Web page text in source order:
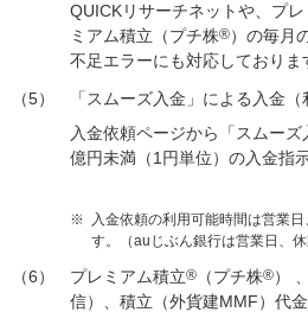
QUICKリサーチネットや、プ
ミアム積立（プチ株®）の毎月
不足エラーにも対応しておりま
（5）
「スムーズ入金」による入金（
入金依頼ページから「スムー
億円未満（1円単位）の入金指
※
入金依頼の利用可能時間は営業
す。（auじぶん銀行は営業日、
（6） プレミアム積立® （プチ株®）
信）、積立（外貨建MMF）代